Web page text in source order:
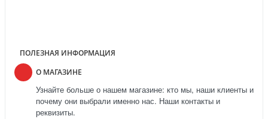
ПОЛЕЗНАЯ ИНФОРМАЦИЯ
О МАГАЗИНЕ
Узнайте больше о нашем магазине: кто мы, наши клиенты и
почему они выбрали именно нас. Наши контакты и
реквизиты.